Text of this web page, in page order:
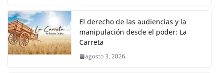
El derecho de las audiencias y la
manipulación desde el poder: La
Carreta
agosto 3, 2026